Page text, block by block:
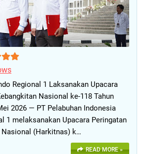
Regional 1 Laksanakan Upacara
Nasional ke-118 Tahun
2026 — PT Pelabuhan Indonesia
1 melaksanakan Upacara Peringatan
Nasional (Harkitnas) k…
READ MORE »